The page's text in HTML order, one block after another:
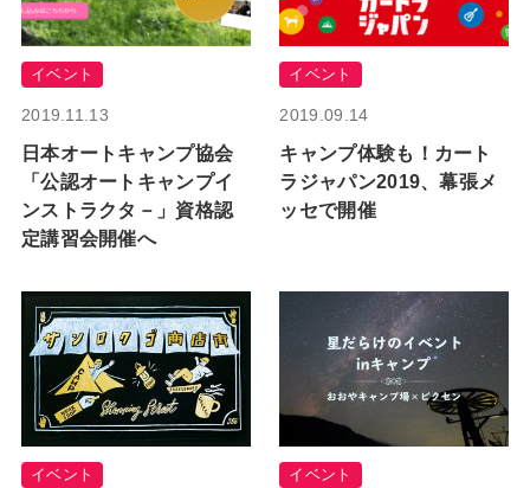
イベント
2019.11.13
日本オートキャンプ協会
「公認オートキャンプイ
ンストラクタ－」資格認
定講習会開催へ
イベント
2019.09.14
キャンプ体験も！カート
ラジャパン2019、幕張メ
ッセで開催
イベント イベント